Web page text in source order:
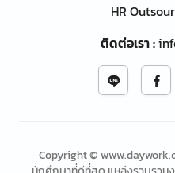
HR
ติดต่อเรา:
Copyright ©